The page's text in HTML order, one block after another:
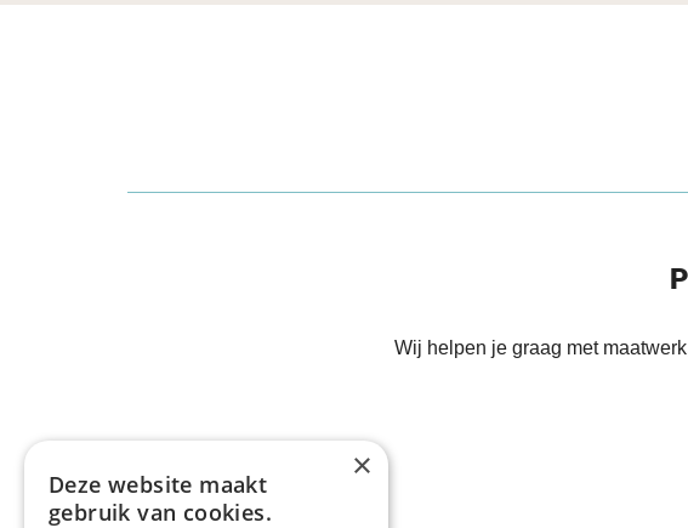
Wij helpen je graag met
×
Deze website maakt
gebruik van cookies.